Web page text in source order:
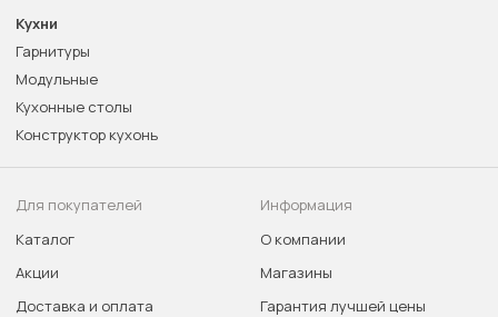
Кухни
Гарнитуры
Модульные
Кухонные столы
Конструктор кухонь
Для покупателей
Каталог
Акции
Доставка и оплата
Информация
О компании
Магазины
Гарантия лучшей цены